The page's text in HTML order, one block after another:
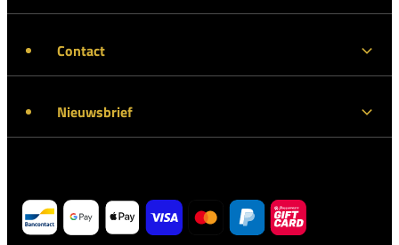
Contact
Nieuwsbrief